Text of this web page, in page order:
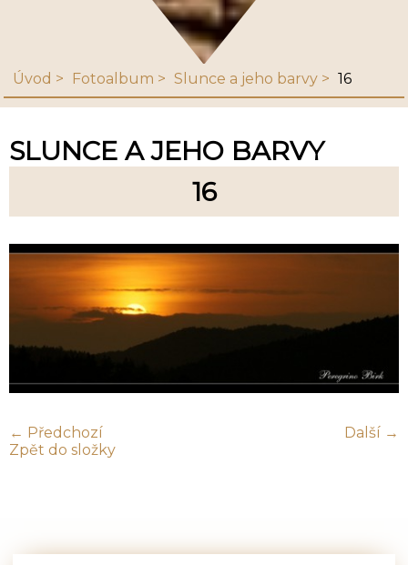
Úvod Fotoalbum Slunce a jeho barvy 16
SLUNCE A JEHO BARVY
16
← Předchozí
Další →
Zpět do složky